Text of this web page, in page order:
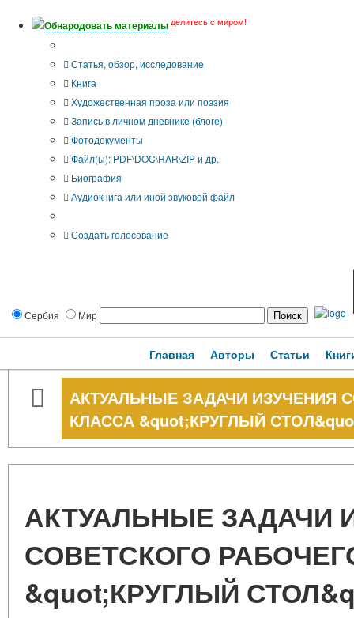
Обнародовать материалы делитесь с миром!
Статья, обзор, исследование
Книга
Художественная проза или поэзия
Запись в личном дневнике (блоге)
Фотодокументы
Файл(ы): PDF\DOC\RAR\ZIP и др.
Биография
Аудиокнига или иной звуковой файл
Создать голосование
Сербия Мир
Главная Авторы Статьи
АКТУАЛЬНЫЕ ЗАДАЧИ ИЗУЧЕНИЯ
КЛАССА &quot;КРУГЛЫЙ
АКТУАЛЬНЫЕ ЗАДАЧИ
СОВЕТСКОГО
&quot;КРУГЛЫЙ